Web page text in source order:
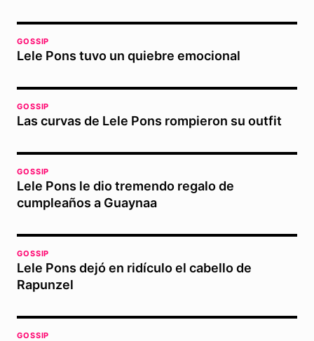
GOSSIP
Lele Pons tuvo un quiebre emocional
GOSSIP
Las curvas de Lele Pons rompieron su outfit
GOSSIP
Lele Pons le dio tremendo regalo de
cumpleaños a Guaynaa
GOSSIP
Lele Pons dejó en ridículo el cabello de
Rapunzel
GOSSIP